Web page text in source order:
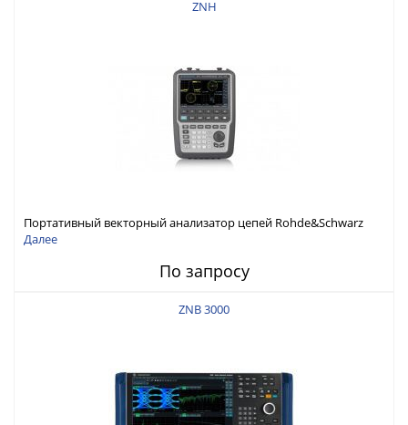
ZNH
Портативный векторный анализатор цепей Rohde&Schwarz
ZNH с диапазоном частот от 30 кГц до 26,5 ГГц
Далее
По запросу
ZNB 3000